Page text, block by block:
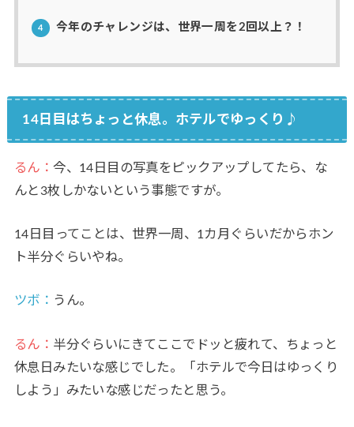
4 今年のチャレンジは、世界一周を2回以上？！
14日目はちょっと休息。ホテルでゆっくり♪
るん：今、14日目の写真をピックアップしてたら、な
んと3枚しかないという事態ですが。
14日目ってことは、世界一周、1カ月ぐらいだからホン
ト半分ぐらいやね。
ツボ： うん。
るん： 半分ぐらいにきてここでドッと疲れて、ちょっと
休息日みたいな感じでした。「ホテルで今日はゆっくり
しよう」みたいな感じだったと思う。